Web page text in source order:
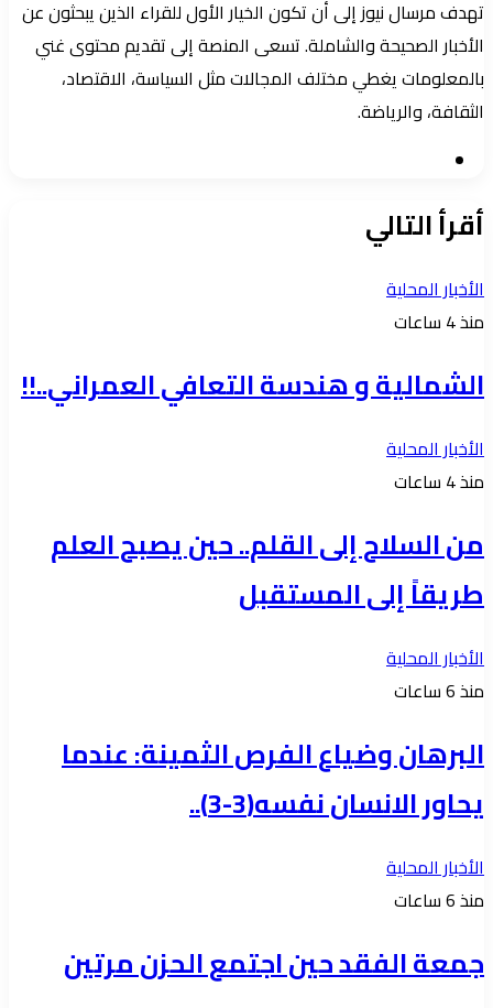
تهدف مرسال نيوز إلى أن تكون الخيار الأول للقراء الذين يبحثون عن
الأخبار الصحيحة والشاملة. تسعى المنصة إلى تقديم محتوى غني
بالمعلومات يغطي مختلف المجالات مثل السياسة، الاقتصاد،
الثقافة، والرياضة.
أقرأ التالي
الأخبار المحلية
منذ 4 ساعات
الشمالية و هندسة التعافي العمراني..!!
الأخبار المحلية
منذ 4 ساعات
من السلاح إلى القلم.. حين يصبح العلم
طريقاً إلى المستقبل
الأخبار المحلية
منذ 6 ساعات
البرهان وضياع الفرص الثمينة: عندما
يحاور الانسان نفسه(3-3)..
الأخبار المحلية
منذ 6 ساعات
جمعة الفقد حين اجتمع الحزن مرتين